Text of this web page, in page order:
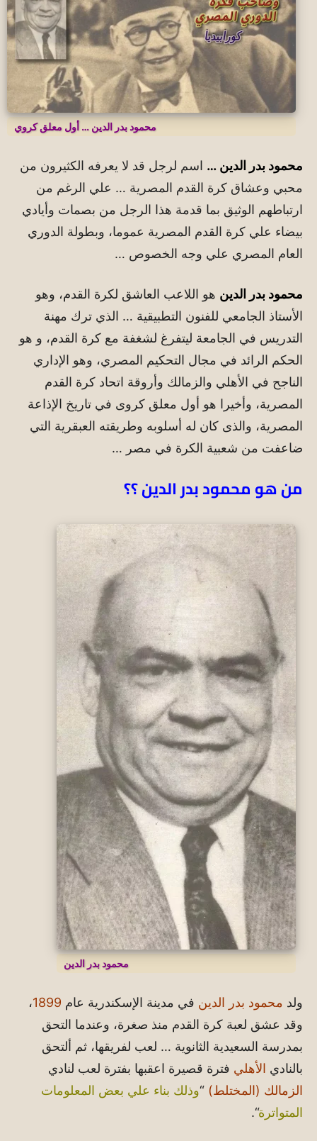
محمود بدر الدين … أول معلق كروي
محمود بدر الدين … اسم لرجل قد لا يعرفه الكثيرون من
محبي وعشاق كرة القدم المصرية … علي الرغم من
ارتباطهم الوثيق بما قدمة هذا الرجل من بصمات وأيادي
بيضاء علي كرة القدم المصرية عموما، وبطولة الدوري
العام المصري علي وجه الخصوص …
محمود بدر الدين هو اللاعب العاشق لكرة القدم، وهو
الأستاذ الجامعي للفنون التطبيقية … الذي ترك مهنة
التدريس في الجامعة ليتفرغ لشغفة مع كرة القدم، و هو
الحكم الرائد في مجال التحكيم المصري، وهو الإداري
الناجح في الأهلي والزمالك وأروقة اتحاد كرة القدم
المصرية، وأخيرا هو أول معلق كروى في تاريخ الإذاعة
المصرية، والذى كان له أسلوبه وطريقته العبقرية التي
ضاعفت من شعبية الكرة في مصر …
من هو محمود بدر الدين ؟؟
محمود بدر الدين
ولد محمود بدر الدين في مدينة الإسكندرية عام 1899،
وقد عشق لعبة كرة القدم منذ صغرة، وعندما التحق
بمدرسة السعيدية الثانوية … لعب لفريقها، ثم ألتحق
بالنادي الأهلي فترة قصيرة اعقبها بفترة لعب لنادي
الزمالك (المختلط) “وذلك بناء علي بعض المعلومات
المتواترة“.